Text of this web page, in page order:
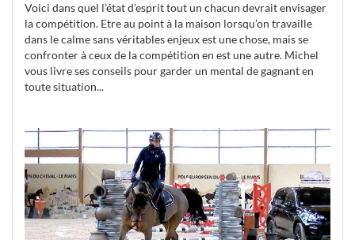
Voici dans quel l’état d’esprit tout un chacun devrait envisager
la compétition. Etre au point à la maison lorsqu’on travaille
dans le calme sans véritables enjeux est une chose, mais se
confronter à ceux de la compétition en est une autre. Michel
vous livre ses conseils pour garder un mental de gagnant en
toute situation...